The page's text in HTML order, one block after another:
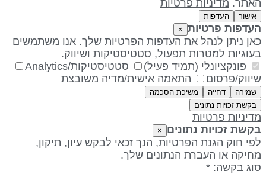
מדיניות פרטיות
אישור העדפות
פרטיות ×
ניתן לנהל את העדפות הפרטיות שלך. אנו משתמשים
למטרות תפעול, סטטיסטיקות ושיווק.
פונקציונלי (תמיד פעיל)
סטטיסטיקות/Analytics
פרסום
התאמה אישית/מדיה משובצת
שמירה דחייה
משיכת הסכמה
בקשת זכויות נתונים
פרטיות
זכויות נתונים
חוק הגנת הפרטיות, הנך זכאי לבקש עיון, תיקון,
או העברת הנתונים שלך.
בקשה: *